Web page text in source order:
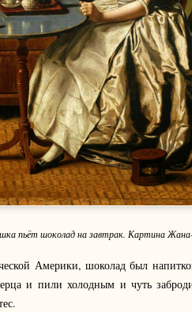
пьёт шоколад на завтрак. Картина
Америки, шоколад был
и пили холодным и чуть